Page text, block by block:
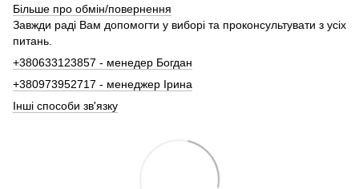
Більше про обмін/повернення
Завжди раді Вам допомогти у виборі та проконсультувати з усіх
питань.
+380633123857 - менедер Богдан
+380973952717 - менеджер Ірина
Інші способи зв'язку